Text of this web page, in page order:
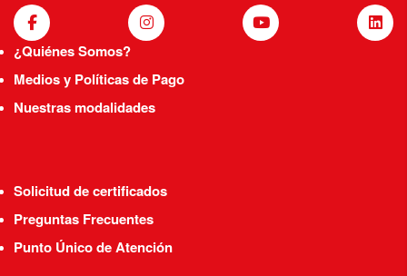
¿Quiénes Somos?
Medios y Políticas de Pago
Nuestras modalidades
Solicitud de certificados
Preguntas Frecuentes
Punto Único de Atención